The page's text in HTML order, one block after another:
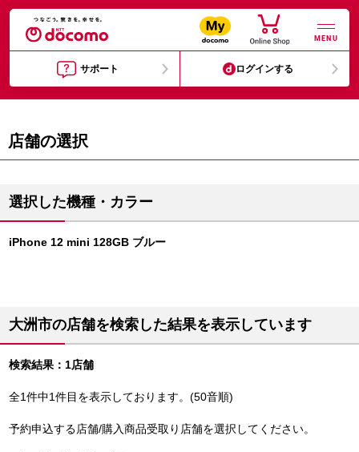
MENU
サポート ログインする
店舗の選択
選択した機種・カラー
iPhone 12 mini 128GB ブルー
大洲市の店舗を検索した結果を表示しています
検索結果：1店舗
全1件中1件目を表示しております。(50音順)
予約申込する店舗/購入商品受取り店舗を選択してください。